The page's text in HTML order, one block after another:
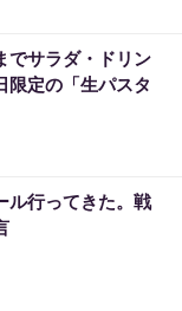
でサラダ・ドリン
限定の「生パスタ
ル行ってきた。戦